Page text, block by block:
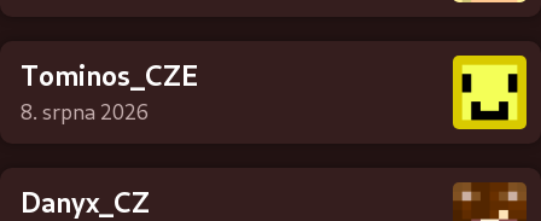
Tominos_CZE
8. srpna 2026
Danyx_CZ